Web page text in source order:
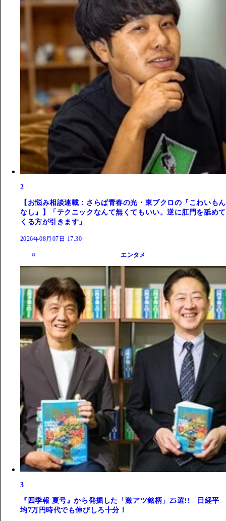
2
【お悩み相談連載：さらば青春の光・東ブクロの『こわいもん
なし』】「テクニックなんて無くてもいい。逆に肛門を舐めて
くる方が引きます」
2026年08月07日 17:30
エンタメ
3
『四季報 夏号』から発掘した「激アツ銘柄」25選!! 日経平
均7万円時代でも伸びしろ十分！